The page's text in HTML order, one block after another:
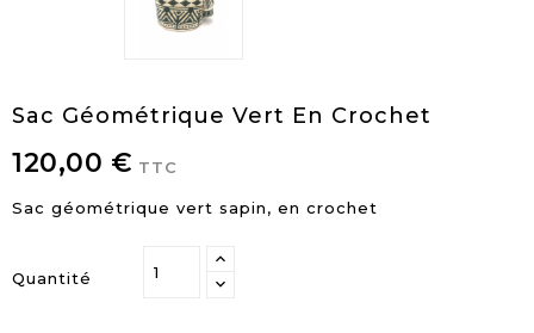
Sac Géométrique Vert En Crochet
120,00 € TTC
Sac géométrique vert sapin, en crochet
Quantité